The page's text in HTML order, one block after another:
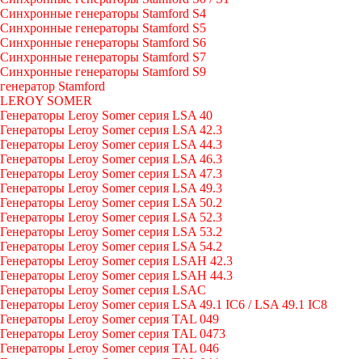
Синхронные генераторы Stamford S4
Синхронные генераторы Stamford S5
Синхронные генераторы Stamford S6
Синхронные генераторы Stamford S7
Синхронные генераторы Stamford S9
генератор Stamford
LEROY SOMER
Генераторы Leroy Somer серия LSA 40
Генераторы Leroy Somer серия LSA 42.3
Генераторы Leroy Somer серия LSA 44.3
Генераторы Leroy Somer серия LSA 46.3
Генераторы Leroy Somer серия LSA 47.3
Генераторы Leroy Somer серия LSA 49.3
Генераторы Leroy Somer серия LSA 50.2
Генераторы Leroy Somer серия LSA 52.3
Генераторы Leroy Somer серия LSA 53.2
Генераторы Leroy Somer серия LSA 54.2
Генераторы Leroy Somer серия LSAH 42.3
Генераторы Leroy Somer серия LSAH 44.3
Генераторы Leroy Somer серия LSAC
Генераторы Leroy Somer серия LSA 49.1 IC6 / LSA 49.1 IC8
Генераторы Leroy Somer серия TAL 049
Генераторы Leroy Somer серия TAL 0473
Генераторы Leroy Somer серия TAL 046